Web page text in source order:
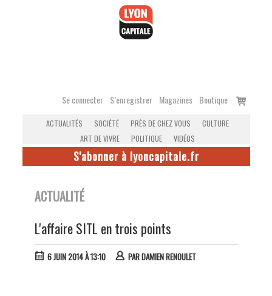
Se connecter S’enregistrer Magazines Boutique
Voir
ACTUALITÉS SOCIÉTÉ PRÈS DE CHEZ VOUS
CULTURE
ART DE VIVRE
POLITIQUE VIDÉOS
S'abonner à lyoncapitale.fr
ACTUALITÉ
L'affaire SITL en trois points
6 JUIN 2014 À 13:10 PARDAMIEN RENOULET